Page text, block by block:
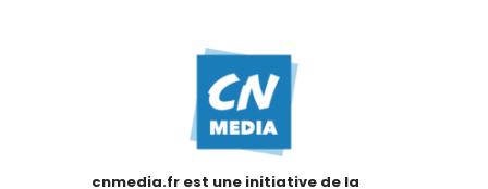
cnmedia.fr est une initiative de la